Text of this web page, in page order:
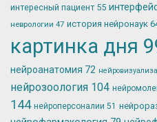
интересный пациент 55
неврологии 47 история нейронаук
картинка дня
нейроанатомия 72
нейрозоология 104
144 нейроперсоналии 51